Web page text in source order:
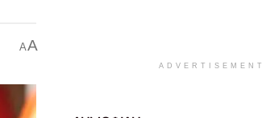
AA
ADVERTISEMENT